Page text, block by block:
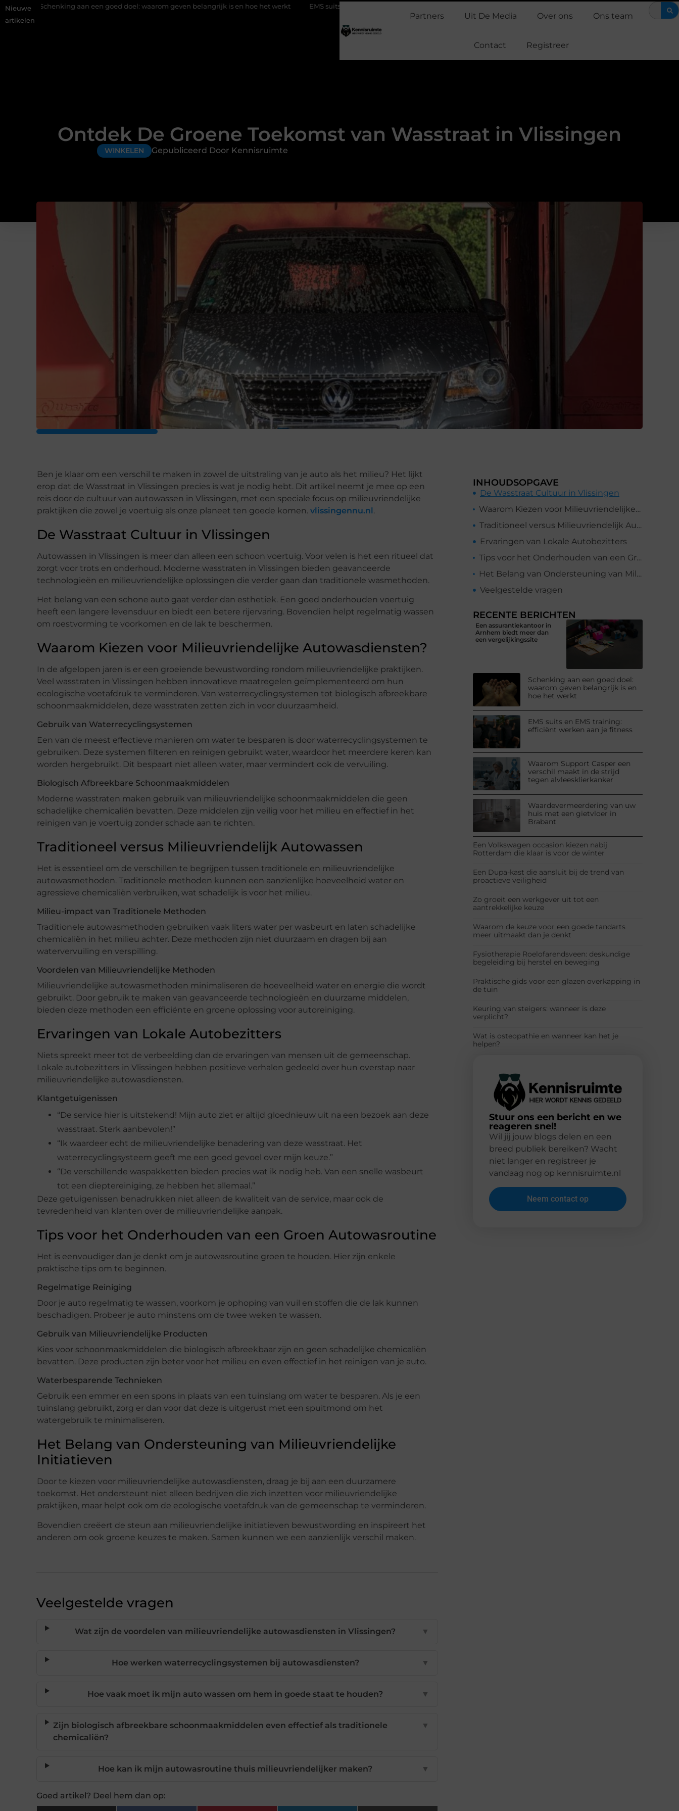
Nieuwe
artikelen
aan een goed doel: waarom geven belangrijk is en hoe het werkt EMS suits en EMS training: efficiënt werken aan je fitness Waarom Support Casper een verschil maakt in de strijd tegen
Partners Uit De Media Over ons Ons team
Contact Registreer
Ontdek De Groene Toekomst van Wasstraat in Vlissingen
WINKELEN Gepubliceerd Door Kennisruimte
Ben je klaar om een verschil te maken in zowel de uitstraling van je auto als het milieu? Het lijkt
erop dat de Wasstraat in Vlissingen precies is wat je nodig hebt. Dit artikel neemt je mee op een
reis door de cultuur van autowassen in Vlissingen, met een speciale focus op milieuvriendelijke
praktijken die zowel je voertuig als onze planeet ten goede komen. vlissingennu.nl.
De Wasstraat Cultuur in Vlissingen
Autowassen in Vlissingen is meer dan alleen een schoon voertuig. Voor velen is het een ritueel dat
zorgt voor trots en onderhoud. Moderne wasstraten in Vlissingen bieden geavanceerde
technologieën en milieuvriendelijke oplossingen die verder gaan dan traditionele wasmethoden.
Het belang van een schone auto gaat verder dan esthetiek. Een goed onderhouden voertuig
heeft een langere levensduur en biedt een betere rijervaring. Bovendien helpt regelmatig wassen
om roestvorming te voorkomen en de lak te beschermen.
Waarom Kiezen voor Milieuvriendelijke Autowasdiensten?
In de afgelopen jaren is er een groeiende bewustwording rondom milieuvriendelijke praktijken.
Veel wasstraten in Vlissingen hebben innovatieve maatregelen geïmplementeerd om hun
ecologische voetafdruk te verminderen. Van waterrecyclingsystemen tot biologisch afbreekbare
schoonmaakmiddelen, deze wasstraten zetten zich in voor duurzaamheid.
Gebruik van Waterrecyclingsystemen
Een van de meest effectieve manieren om water te besparen is door waterrecyclingsystemen te
gebruiken. Deze systemen filteren en reinigen gebruikt water, waardoor het meerdere keren kan
worden hergebruikt. Dit bespaart niet alleen water, maar vermindert ook de vervuiling.
Biologisch Afbreekbare Schoonmaakmiddelen
Moderne wasstraten maken gebruik van milieuvriendelijke schoonmaakmiddelen die geen
schadelijke chemicaliën bevatten. Deze middelen zijn veilig voor het milieu en effectief in het
reinigen van je voertuig zonder schade aan te richten.
Traditioneel versus Milieuvriendelijk Autowassen
Het is essentieel om de verschillen te begrijpen tussen traditionele en milieuvriendelijke
autowasmethoden. Traditionele methoden kunnen een aanzienlijke hoeveelheid water en
agressieve chemicaliën verbruiken, wat schadelijk is voor het milieu.
Milieu-impact van Traditionele Methoden
Traditionele autowasmethoden gebruiken vaak liters water per wasbeurt en laten schadelijke
chemicaliën in het milieu achter. Deze methoden zijn niet duurzaam en dragen bij aan
watervervuiling en verspilling.
Voordelen van Milieuvriendelijke Methoden
Milieuvriendelijke autowasmethoden minimaliseren de hoeveelheid water en energie die wordt
gebruikt. Door gebruik te maken van geavanceerde technologieën en duurzame middelen,
bieden deze methoden een efficiënte en groene oplossing voor autoreiniging.
Ervaringen van Lokale Autobezitters
Niets spreekt meer tot de verbeelding dan de ervaringen van mensen uit de gemeenschap.
Lokale autobezitters in Vlissingen hebben positieve verhalen gedeeld over hun overstap naar
milieuvriendelijke autowasdiensten.
Klantgetuigenissen
“De service hier is uitstekend! Mijn auto ziet er altijd gloednieuw uit na een bezoek aan deze
wasstraat. Sterk aanbevolen!”
“Ik waardeer echt de milieuvriendelijke benadering van deze wasstraat. Het
waterrecyclingsysteem geeft me een goed gevoel over mijn keuze.”
“De verschillende waspakketten bieden precies wat ik nodig heb. Van een snelle wasbeurt
tot een dieptereiniging, ze hebben het allemaal.”
Deze getuigenissen benadrukken niet alleen de kwaliteit van de service, maar ook de
tevredenheid van klanten over de milieuvriendelijke aanpak.
Tips voor het Onderhouden van een Groen Autowasroutine
Het is eenvoudiger dan je denkt om je autowasroutine groen te houden. Hier zijn enkele
praktische tips om te beginnen.
Regelmatige Reiniging
Door je auto regelmatig te wassen, voorkom je ophoping van vuil en stoffen die de lak kunnen
beschadigen. Probeer je auto minstens om de twee weken te wassen.
Gebruik van Milieuvriendelijke Producten
Kies voor schoonmaakmiddelen die biologisch afbreekbaar zijn en geen schadelijke chemicaliën
bevatten. Deze producten zijn beter voor het milieu en even effectief in het reinigen van je auto.
Waterbesparende Technieken
Gebruik een emmer en een spons in plaats van een tuinslang om water te besparen. Als je een
tuinslang gebruikt, zorg er dan voor dat deze is uitgerust met een spuitmond om het
watergebruik te minimaliseren.
Het Belang van Ondersteuning van Milieuvriendelijke
Initiatieven
Door te kiezen voor milieuvriendelijke autowasdiensten, draag je bij aan een duurzamere
toekomst. Het ondersteunt niet alleen bedrijven die zich inzetten voor milieuvriendelijke
praktijken, maar helpt ook om de ecologische voetafdruk van de gemeenschap te verminderen.
Bovendien creëert de steun aan milieuvriendelijke initiatieven bewustwording en inspireert het
anderen om ook groene keuzes te maken. Samen kunnen we een aanzienlijk verschil maken.
Veelgestelde vragen
Wat zijn de voordelen van milieuvriendelijke autowasdiensten in Vlissingen? ▼
Hoe werken waterrecyclingsystemen bij autowasdiensten? ▼
Hoe vaak moet ik mijn auto wassen om hem in goede staat te houden? ▼
Zijn biologisch afbreekbare schoonmaakmiddelen even effectief als traditionele
chemicaliën?
▼
Hoe kan ik mijn autowasroutine thuis milieuvriendelijker maken? ▼
Goed artikel? Deel hem dan op:
INHOUDSOPGAVE
De Wasstraat Cultuur in Vlissingen
Waarom Kiezen voor Milieuvriendelijke Autowasdiensten?
Traditioneel versus Milieuvriendelijk Autowassen
Ervaringen van Lokale Autobezitters
Tips voor het Onderhouden van een Groen Autowasroutine
Het Belang van Ondersteuning van Milieuvriendelijke Initiatieven
Veelgestelde vragen
RECENTE BERICHTEN
Een assurantiekantoor in
Arnhem biedt meer dan
een vergelijkingssite
Schenking aan een goed doel:
waarom geven belangrijk is en
hoe het werkt
EMS suits en EMS training:
efficiënt werken aan je fitness
Waarom Support Casper een
verschil maakt in de strijd
tegen alvleesklierkanker
Waardevermeerdering van uw
huis met een gietvloer in
Brabant
Een Volkswagen occasion kiezen nabij
Rotterdam die klaar is voor de winter
Een Dupa-kast die aansluit bij de trend van
proactieve veiligheid
Zo groeit een werkgever uit tot een
aantrekkelijke keuze
Waarom de keuze voor een goede tandarts
meer uitmaakt dan je denkt
Fysiotherapie Roelofarendsveen: deskundige
begeleiding bij herstel en beweging
Praktische gids voor een glazen overkapping in
de tuin
Keuring van steigers: wanneer is deze
verplicht?
Wat is osteopathie en wanneer kan het je
helpen?
Stuur ons een bericht en we
reageren snel!
Wil jij jouw blogs delen en een
breed publiek bereiken? Wacht
niet langer en registreer je
vandaag nog op kennisruimte.nl
Neem contact op